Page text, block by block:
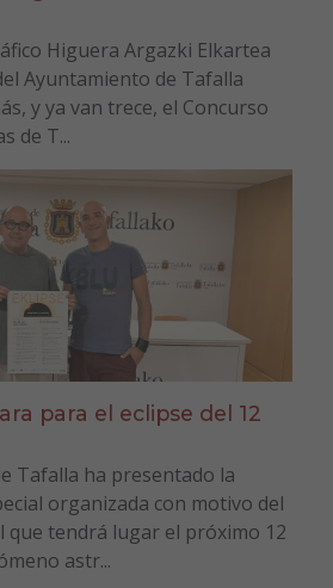
Higuera Argazki Elkartea
Ayuntamiento de Tafalla
y ya van trece, el Concurso
de T...
para el eclipse del 12
Tafalla ha presentado la
organizada con motivo del
que tendrá lugar el próximo 12
astr...